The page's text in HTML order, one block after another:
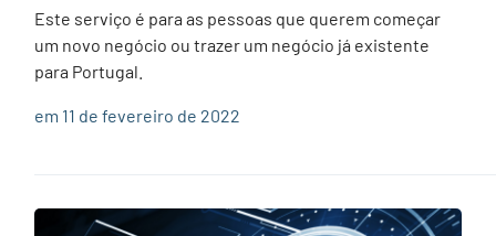
Este serviço é para as pessoas que querem começar
um novo negócio ou trazer um negócio já existente
para Portugal.
em 11 de fevereiro de 2022